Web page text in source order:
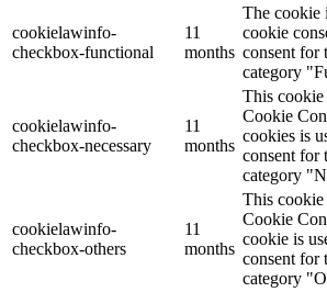
cookielawinfo-
checkbox-functional
11
months
The cookie
cookie
consent for
category
cookielawinfo-
checkbox-necessary
11
months
This cookie
Cookie
cookies is
consent for
category
cookielawinfo-
checkbox-others
11
months
This cookie
Cookie
cookie is
consent for
category